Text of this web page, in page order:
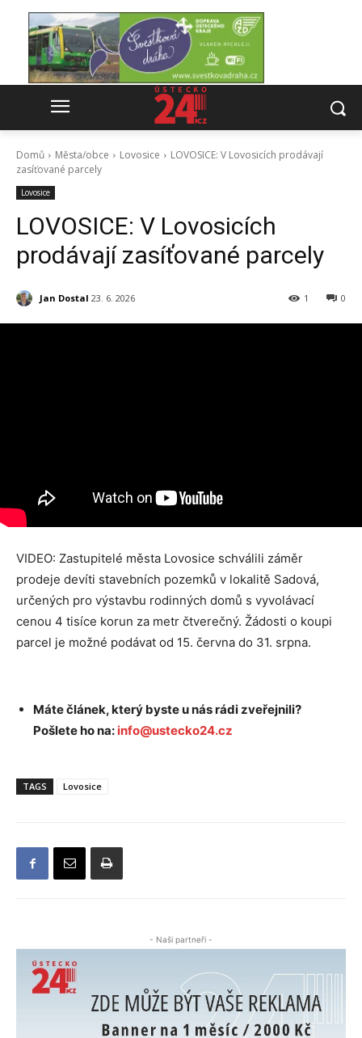
Domů Města/obce Lovosice
LOVOSICE: V Lovosicích prodávají
zasíťované parcely
Lovosice
LOVOSICE: V Lovosicích
prodávají zasíťované parcely
Jan Dostal 23. 6. 2026 0
1
VIDEO: Zastupitelé města Lovosice schválili záměr
prodeje devíti stavebních pozemků v lokalitě Sadová,
určených pro výstavbu rodinných domů s vyvolávací
cenou 4 tisíce korun za metr čtverečný. Žádosti o koupi
parcel je možné podávat od 15. června do 31. srpna.
Máte článek, který byste u nás rádi zveřejnili?
Pošlete ho na: info@ustecko24.cz
TAGS Lovosice
- Naši partneři -